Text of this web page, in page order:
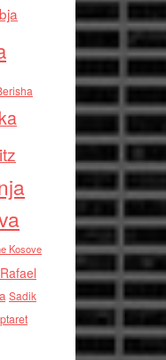
Kosove
Rafael
Sadik